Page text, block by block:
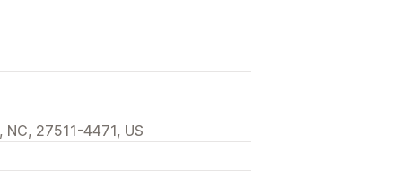
27511-4471, US